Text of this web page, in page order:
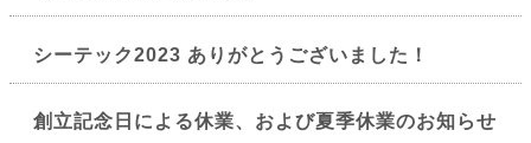
シーテック2023 ありがとうございました！
創立記念日による休業、および夏季休業のお知らせ